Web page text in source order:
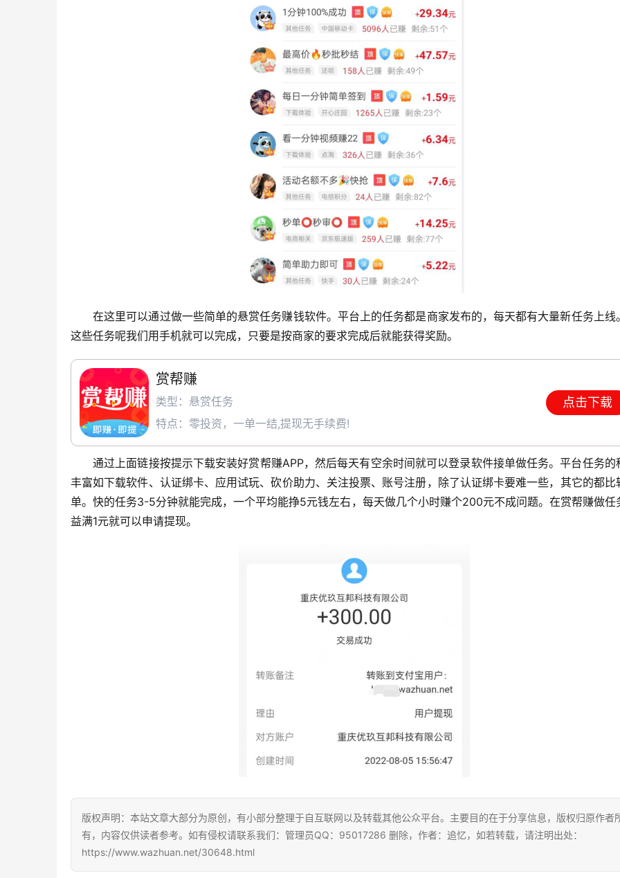
在这里可以通过做一些简单的悬赏任务赚钱软件。平台上的任务都是商家发布的，每天都有大量新任务上线
这些任务呢我们用手机就可以完成，只要是按商家的要求完成后就能获得奖励。
赏帮赚
类型：悬赏任务
特点：零投资，一单一结,提现无手续费!
点击下载
通过上面链接按提示下载安装好赏帮赚APP，然后每天有空余时间就可以登录软件接单做任务。平台任务的
丰富如下载软件、认证绑卡、应用试玩、砍价助力、关注投票、账号注册，除了认证绑卡要难一些，其它的都比
单。快的任务3-5分钟就能完成，一个平均能挣5元钱左右，每天做几个小时赚个200元不成问题。在赏帮赚做任
益满1元就可以申请提现。
版权声明：本站文章大部分为原创，有小部分整理于自互联网以及转载其他公众平台。主要目的在于分享信息，版权归原作者
有，内容仅供读者参考。如有侵权请联系我们：管理员QQ：95017286 删除，作者：追忆，如若转载，请注明出处：
https://www.wazhuan.net/30648.html